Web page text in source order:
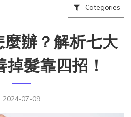
Categories
辦？解析七大
掉髮靠四招！
2024-07-09